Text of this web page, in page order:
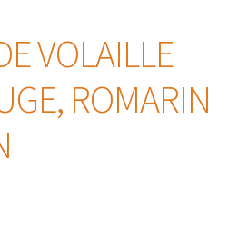
VOLAILLE
ROMARIN